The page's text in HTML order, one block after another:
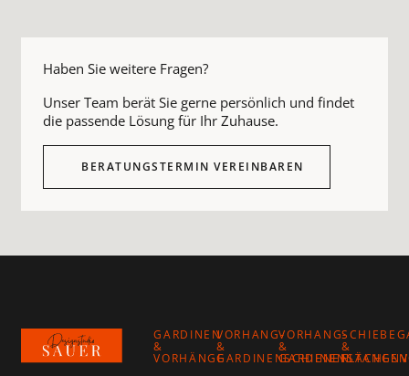
Haben Sie weitere Fragen?
Unser Team berät Sie gerne persönlich und findet
die passende Lösung für Ihr Zuhause.
BERATUNGSTERMIN VEREINBAREN
GARDINEN
&
VORHÄNGE
VORHANG-
&
GARDINENSCHIENEN
VORHANG-
&
GARDINENSTANGEN
&